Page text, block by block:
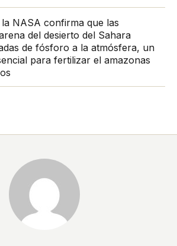
NASA confirma que las
del desierto del Sahara
de fósforo a la atmósfera, un
para fertilizar el amazonas